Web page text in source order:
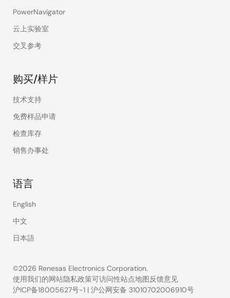
PowerNavigator
云上实验室
交叉参考
购买/样片
技术支持
免费样品申请
检查库存
销售办事处
语言
English
中文
日本語
©2026 Renesas Electronics Corporation.
使用我们的网站隐私政策可访问性站点地图反馈意见
沪ICP备18005627号-1 | 沪公网安备 31010702006910号